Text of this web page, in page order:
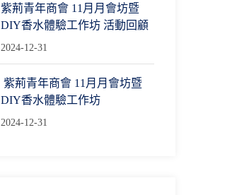
紫荊青年商會 11月月會坊暨
DIY香水體驗工作坊 活動回顧
2024-12-31
紫荊青年商會 11月月會坊暨
DIY香水體驗工作坊
2024-12-31